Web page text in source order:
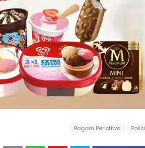
Polisi
Ragam Peristiwa